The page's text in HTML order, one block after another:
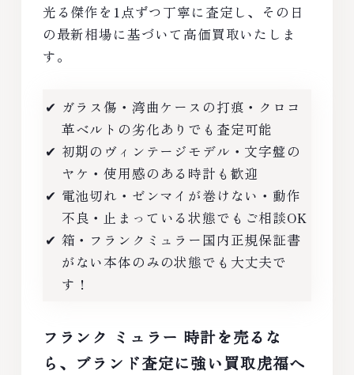
光る傑作を1点ずつ丁寧に査定し、その日
の最新相場に基づいて高価買取いたしま
す。
✔ ガラス傷・湾曲ケースの打痕・クロコ
革ベルトの劣化ありでも査定可能
✔ 初期のヴィンテージモデル・文字盤の
ヤケ・使用感のある時計も歓迎
✔ 電池切れ・ゼンマイが巻けない・動作
不良・止まっている状態でもご相談OK
✔ 箱・フランクミュラー国内正規保証書
がない本体のみの状態でも大丈夫で
す！
フランク ミュラー 時計を売るな
ら、ブランド査定に強い買取虎福へ